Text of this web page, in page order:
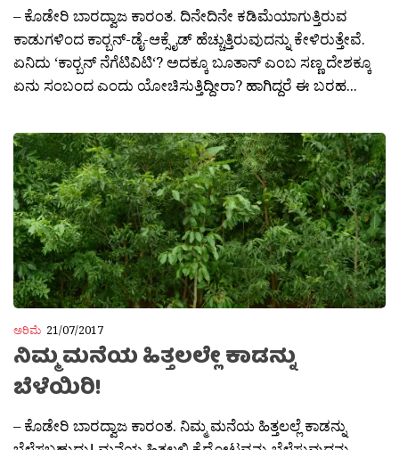
– ಕೊಡೇರಿ ಬಾರದ್ವಾಜ ಕಾರಂತ. ದಿನೇದಿನೇ ಕಡಿಮೆಯಾಗುತ್ತಿರುವ
ಕಾಡುಗಳಿಂದ ಕಾರ‍್ಬನ್-ಡೈ-ಆಕ್ಸೈಡ್ ಹೆಚ್ಚುತ್ತಿರುವುದನ್ನು ಕೇಳಿರುತ್ತೇವೆ.
ಏನಿದು ‘ಕಾರ‍್ಬನ್ ನೆಗೆಟಿವಿಟಿ‘? ಅದಕ್ಕೂ ಬೂತಾನ್ ಎಂಬ ಸಣ್ಣ ದೇಶಕ್ಕೂ
ಏನು ಸಂಬಂದ ಎಂದು ಯೋಚಿಸುತ್ತಿದ್ದೀರಾ? ಹಾಗಿದ್ದರೆ ಈ ಬರಹ...
ಅರಿಮೆ 21/07/2017
ನಿಮ್ಮ ಮನೆಯ ಹಿತ್ತಲಲ್ಲೇ ಕಾಡನ್ನು
ಬೆಳೆಯಿರಿ!
– ಕೊಡೇರಿ ಬಾರದ್ವಾಜ ಕಾರಂತ. ನಿಮ್ಮ ಮನೆಯ ಹಿತ್ತಲಲ್ಲೆ ಕಾಡನ್ನು